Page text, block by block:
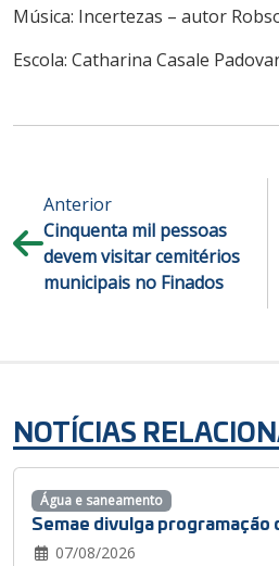
Música: Incertezas – autor
Escola: Catharina Casale
Anterior
Cinquenta mil pessoas
devem visitar cemitérios
municipais no Finados
NOTÍCIAS
Semae divulga
07/08/2026
Água e saneamento